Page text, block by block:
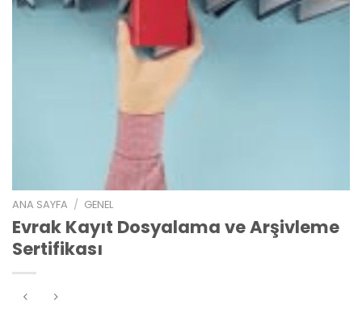
ANA SAYFA / GENEL
Evrak Kayıt Dosyalama ve Arşivleme
Sertifikası